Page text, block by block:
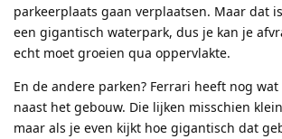
parkeerplaats gaan verplaatsen. Maar dat
een gigantisch waterpark, dus je kan je
echt moet groeien qua oppervlakte.
En de andere parken? Ferrari heeft nog
naast het gebouw. Die lijken misschien
maar als je even kijkt hoe gigantisch dat